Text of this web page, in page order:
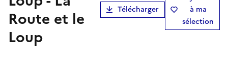
Route et le
Loup
Télécharger
à ma
sélection